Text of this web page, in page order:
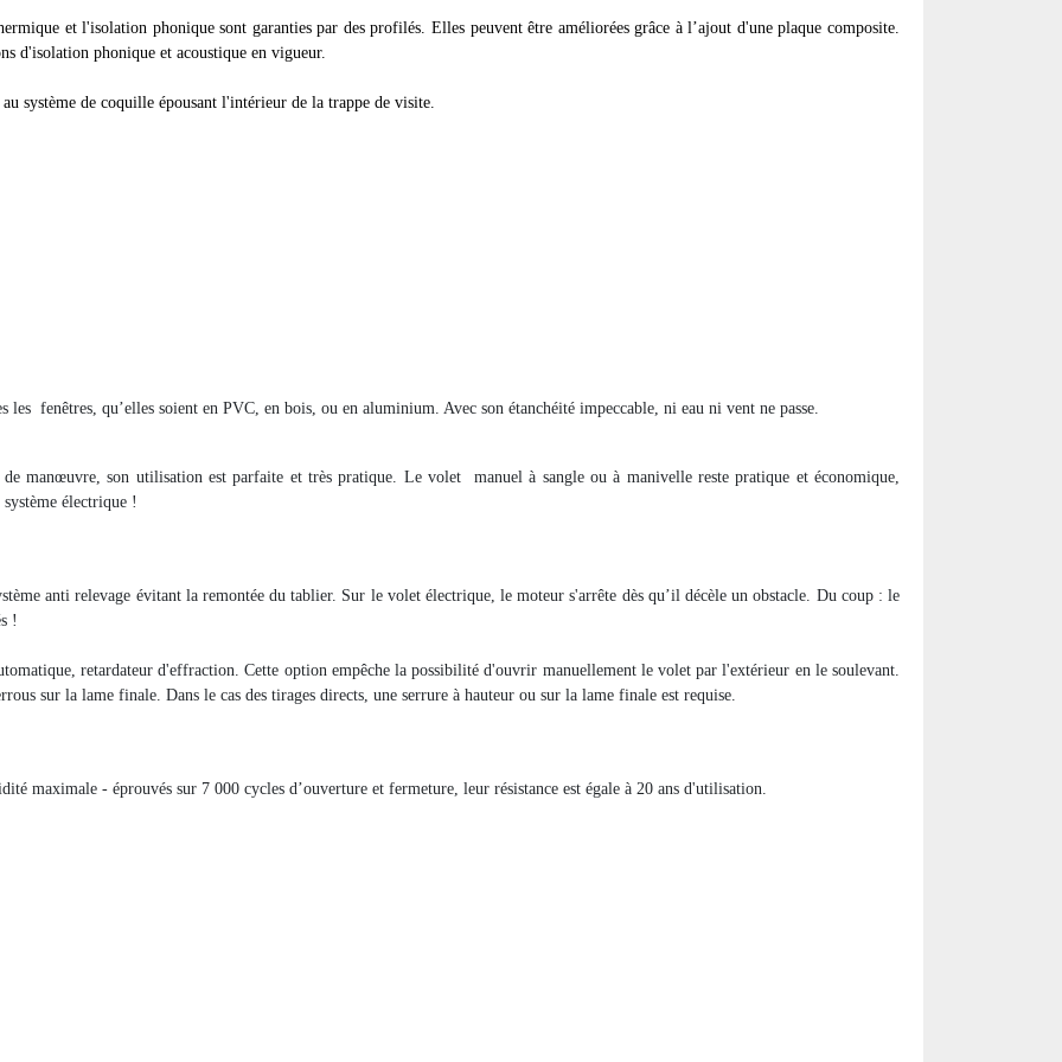
et l'isolation phonique sont garanties par des profilés. Elles peuvent être améliorées grâce à l’ajout d'une plaque composite.
d'isolation phonique et acoustique en vigueur.
système de coquille épousant l'intérieur de la trappe de visite.
les fenêtres, qu’elles soient en PVC, en bois, ou en aluminium. Avec son étanchéité impeccable, ni eau ni vent ne passe.
de manœuvre, son utilisation est parfaite et très pratique. Le volet
manuel à sangle ou à manivelle reste pratique et économique,
électrique !
anti relevage évitant la remontée du tablier. Sur le volet électrique, le moteur s'arrête dès qu’il décèle un obstacle. Du coup : le
!
retardateur d'effraction. Cette option empêche la possibilité d'ouvrir manuellement le volet par l'extérieur en le soulevant.
sur la lame finale. Dans le cas des tirages directs, une serrure à hauteur ou sur la lame finale est requise.
maximale - éprouvés sur 7 000 cycles d’ouverture et fermeture, leur résistance est égale à 20 ans d'utilisation.